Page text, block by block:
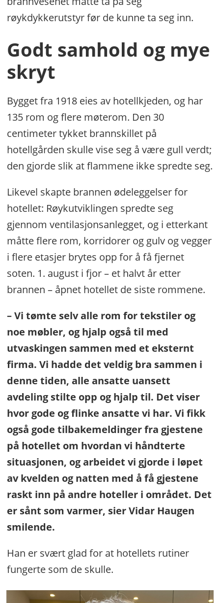
røykdykkerutstyr før de kunne ta seg inn.
Godt samhold og mye
skryt
Bygget fra 1918 eies av hotellkjeden, og har
135 rom og flere møterom. Den 30
centimeter tykket brannskillet på
hotellgården skulle vise seg å være gull verdt;
den gjorde slik at flammene ikke spredte seg.
Likevel skapte brannen ødeleggelser for
hotellet: Røykutviklingen spredte seg
gjennom ventilasjonsanlegget, og i etterkant
måtte flere rom, korridorer og gulv og vegger
i flere etasjer brytes opp for å få fjernet
soten. 1. august i fjor – et halvt år etter
brannen – åpnet hotellet de siste rommene.
– Vi tømte selv alle rom for tekstiler og
noe møbler, og hjalp også til med
utvaskingen sammen med et eksternt
firma. Vi hadde det veldig bra sammen i
denne tiden, alle ansatte uansett
avdeling stilte opp og hjalp til. Det viser
hvor gode og flinke ansatte vi har. Vi fikk
også gode tilbakemeldinger fra gjestene
på hotellet om hvordan vi håndterte
situasjonen, og arbeidet vi gjorde i løpet
av kvelden og natten med å få gjestene
raskt inn på andre hoteller i området. Det
er sånt som varmer, sier Vidar Haugen
smilende.
Han er svært glad for at hotellets rutiner
fungerte som de skulle.